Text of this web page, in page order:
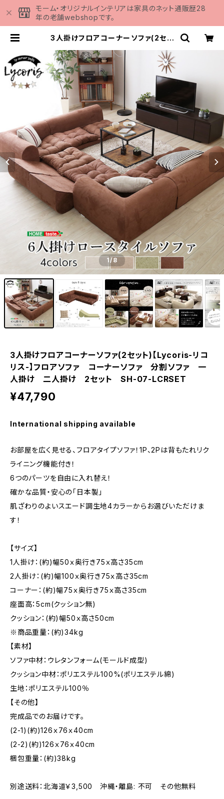
モーム・オリジナルインテリアは家具のネット通販歴28
年の老舗webshopです。
3人掛けフロアコーナーソファ(2セッ
ァ コーナーソファ 分割ソファ 一
人掛け 二人掛け 2セット SH-0
7-LCRSET | 家具の通販専門店 M
OMU
1/8
3人掛けフロアコーナーソファ(2セット)【Lycoris-リコ
リス-】フロアソファ コーナーソファ 分割ソファ 一
人掛け 二人掛け 2セット SH-07-LCRSET
¥47,790
International shipping available
お部屋を広く見せる、フロアタイプソファ！1P、2Pは背もたれリク
ライニング機能付き！
6つのパーツを自由に入れ替え！
確かな品質・安心の「日本製」
肌ざわりのよいスエード調生地4カラーからお選びいただけま
す！
【サイズ】
1人掛け：(約)幅50ｘ奥行き75ｘ高さ35cm
2人掛け：(約)幅100ｘ奥行き75ｘ高さ35cm
コーナー：(約)幅75ｘ奥行き75ｘ高さ35cm
座面高：5cm(クッション無)
クッション：(約)幅50ｘ高さ50cm
※商品重量：(約)34kg
【素材】
ソファ中材：ウレタンフォーム(モールド成型)
クッション中材：ポリエステル100%(ポリエステル綿)
生地：ポリエステル100％
【その他】
完成品でのお届けです。
(2-1)(約)126ｘ76ｘ40cm
(2-2)(約)126ｘ76ｘ40cm
梱包重量：(約)38kg
別途送料：北海道￥3,500 沖縄・離島: 不可 その他無料